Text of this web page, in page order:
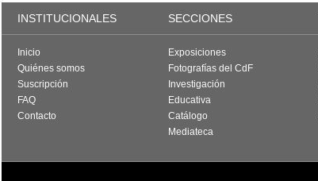
INSTITUCIONALES SECCIONES
Inicio
Quiénes somos
Suscripción
FAQ
Contacto
Exposiciones
Fotografías del CdF
Investigación
Educativa
Catálogo
Mediateca